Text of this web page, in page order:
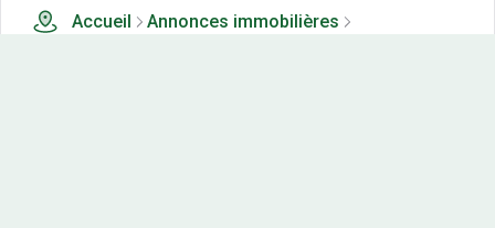
Accueil
Annonces immobilières